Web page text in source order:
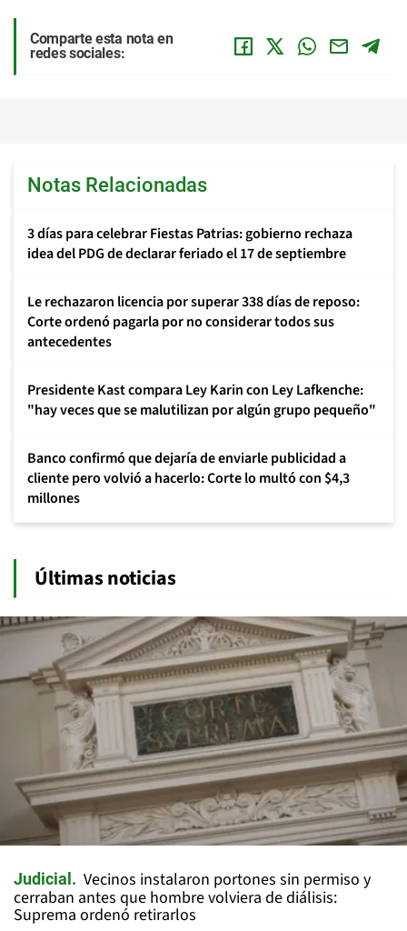
Comparte esta nota en
redes sociales:
Notas Relacionadas
3 días para celebrar Fiestas Patrias: gobierno rechaza
idea del PDG de declarar feriado el 17 de septiembre
Le rechazaron licencia por superar 338 días de reposo:
Corte ordenó pagarla por no considerar todos sus
antecedentes
Presidente Kast compara Ley Karin con Ley Lafkenche:
"hay veces que se malutilizan por algún grupo pequeño"
Banco confirmó que dejaría de enviarle publicidad a
cliente pero volvió a hacerlo: Corte lo multó con $4,3
millones
Últimas noticias
Judicial
Vecinos instalaron portones sin permiso y
cerraban antes que hombre volviera de diálisis:
Suprema ordenó retirarlos